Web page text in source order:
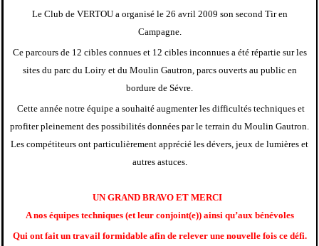
Le Club de VERTOU a organisé le 26 avril 2009 son second Tir en
Campagne.
Ce parcours de 12 cibles connues et 12 cibles inconnues a été répartie sur les
sites du parc du Loiry et du Moulin Gautron, parcs ouverts au public en
bordure de Sévre.
Cette année notre équipe a souhaité augmenter les difficultés techniques et
profiter pleinement des possibilités données par le terrain du Moulin Gautron.
Les compétiteurs ont particulièrement apprécié les dévers, jeux de lumières et
autres astuces.
UN GRAND BRAVO ET MERCI
A nos équipes techniques (et leur conjoint(e)) ainsi qu’aux bénévoles
Qui ont fait un travail formidable afin de relever une nouvelle fois ce défi.